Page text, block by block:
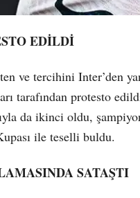
EDİLDİ
ve tercihini Inter’den
tarafından protesto
da ikinci oldu,
ile teselli buldu.
SATAŞTI